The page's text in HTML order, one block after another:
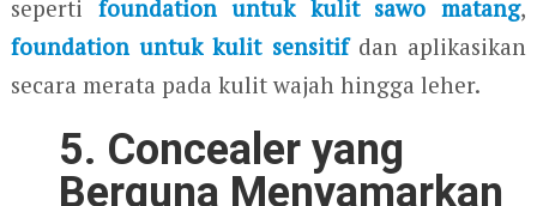
seperti foundation untuk kulit sawo matang,
foundation untuk kulit sensitifdan aplikasikan
secara merata pada kulit wajah hingga leher.
5. Concealer yang
Berguna Menyamarkan